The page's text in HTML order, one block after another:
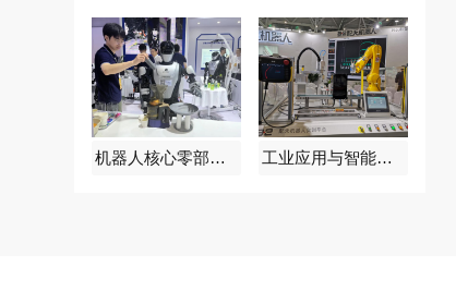
机器人核心零部件与关键技术展区 工业应用与智能制造展区